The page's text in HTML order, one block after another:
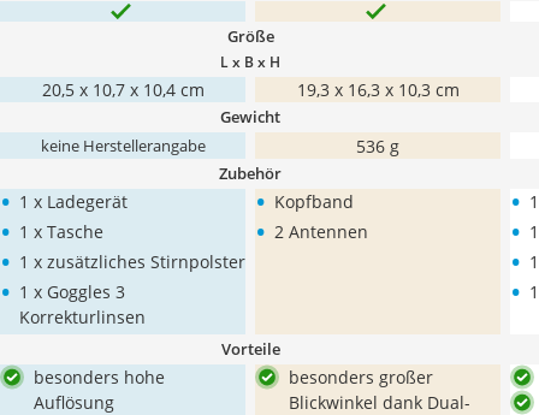
Größe
L x B x H
‎20,5 x 10,7 x 10,4 cm 19,3 x 16,3 x 10,3 cm
Gewicht
keine Herstellerangabe 536 g
Zubehör
• 1 x Ladegerät
• 1 x Tasche
• 1 x zusätzliches Stirnpolster
• 1 x Goggles 3
Korrekturlinsen
• Kopfband
• 2 Antennen
•
•
•
•
Vorteile
besonders hohe
Auflösung
besonders großer
Blickwinkel dank Dual-